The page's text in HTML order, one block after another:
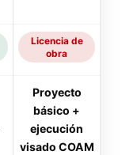
Licencia de
obra
Proyecto
básico +
ejecución
visado COAM